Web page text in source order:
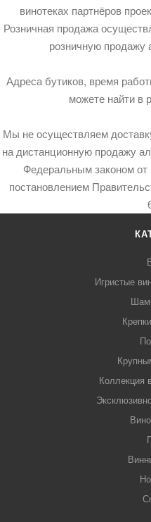
винотеках партнёров
Розничная продажа
розничную продажу
Адреса бутиков, время
можете найти в
Мы не осуществляем
на дистанционную продажу
Федеральным законом
постановлением
Игристые
Коллекция